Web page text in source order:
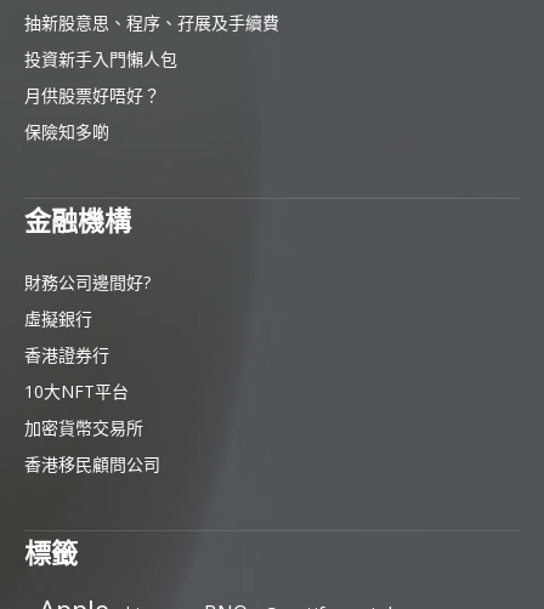
抽新股意思、程序、孖展及手續費
投資新手入門懶人包
月供股票好唔好？
保險知多啲
金融機構
財務公司邊間好?
虛擬銀行
香港證券行
10大NFT平台
加密貨幣交易所
香港移民顧問公司
標籤